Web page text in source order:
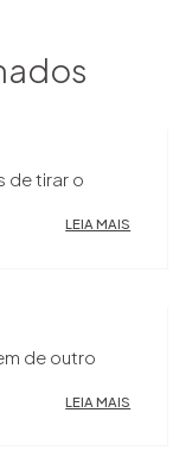
de tirar o
LEIA MAIS
de outro
LEIA MAIS